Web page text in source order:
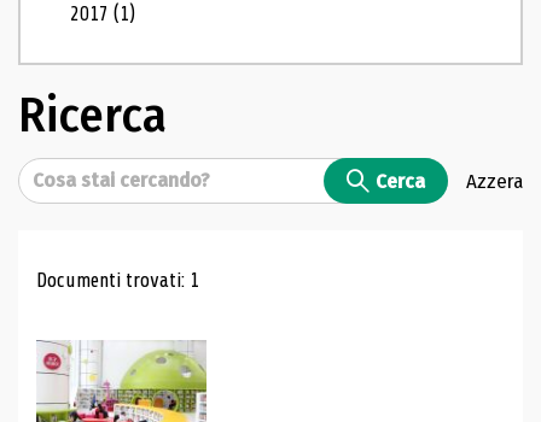
2017(1)
Ricerca
Cerca Cerca Azzera
Risultati di ricerca
Documenti trovati: 1